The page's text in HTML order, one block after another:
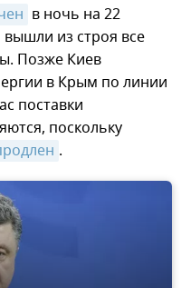
в ночь на 22
из строя все
Позже Киев
в Крым по линии
поставки
поскольку
.